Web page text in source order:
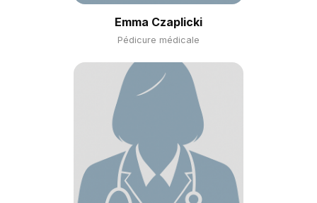
Emma Czaplicki
Pédicure médicale